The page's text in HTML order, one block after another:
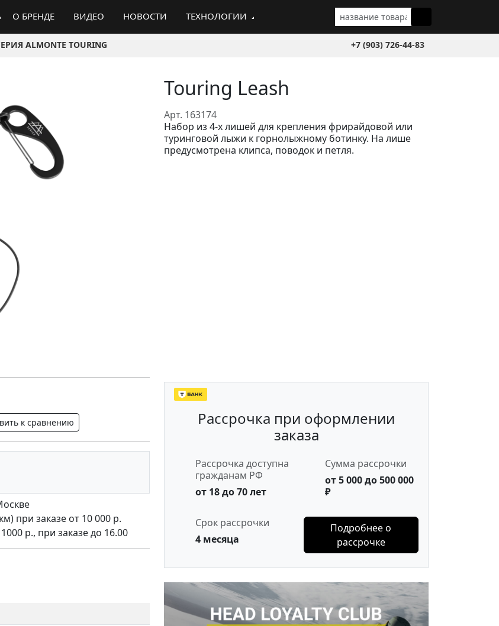
О БРЕНДЕ ВИДЕО НОВОСТИ ТЕХНОЛОГИИ
ALMONTE TOURING +7 (903) 726-44-83
Touring Leash
Арт. 163174
Набор из 4-х лишей для крепления фрирайдовой или
туринговой лыжи к горнолыжному ботинку. На лише
предусмотрена клипса, поводок и петля.
к сравнению
при заказе от 10 000 р.
р., при заказе до 16.00
Рассрочка при оформлении
заказа
Рассрочка доступна
гражданам РФ
от 18 до 70 лет
Сумма рассрочки
от 5 000 до 500 000
₽
Срок рассрочки
4 месяца
Подробнее о
рассрочке